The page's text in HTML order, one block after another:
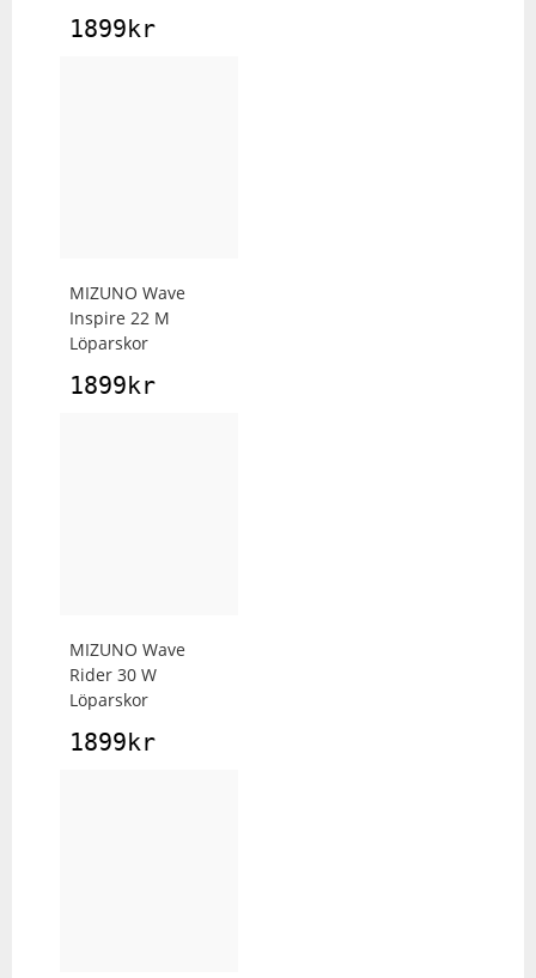
1899kr
MIZUNO Wave
Inspire 22 M
Löparskor
1899kr
MIZUNO Wave
Rider 30 W
Löparskor
1899kr